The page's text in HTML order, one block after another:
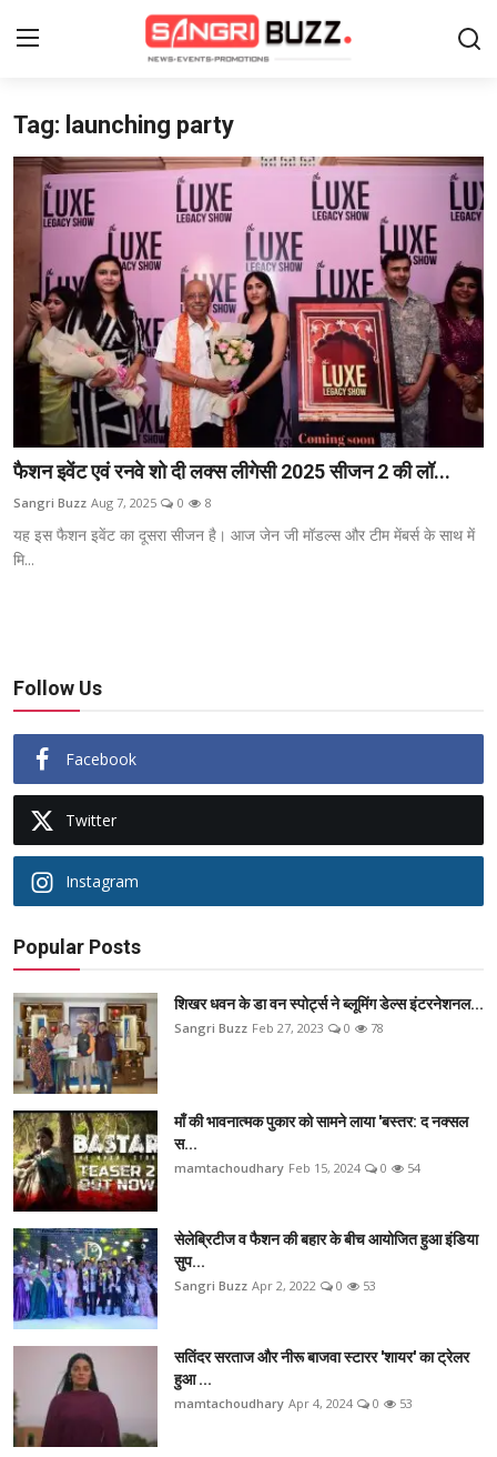
Login Register
Home
About Us
फैशन
लाइफस्टाइल
मनोरंजन
ब्यूटी पेजेंट
खेल
Tag: launching party
फैशन इवेंट एवं रनवे शो दी लक्स लीगेसी 2025 सीजन 2 की लॉ...
Sangri Buzz Aug 7, 2025 0 8
यह इस फैशन इवेंट का दूसरा सीजन है। आज जेन जी मॉडल्स और टीम मेंबर्स के साथ में
मि...
Follow Us
Facebook
Twitter
Instagram
Popular Posts
शिखर धवन के डा वन स्पोर्ट्स ने ब्लूमिंग डेल्स इंटरनेशनल...
Sangri Buzz Feb 27, 2023 0 78
माँ की भावनात्मक पुकार को सामने लाया 'बस्तर: द नक्सल
स...
mamtachoudhary Feb 15, 2024 0 54
सेलेब्रिटीज व फैशन की बहार के बीच आयोजित हुआ इंडिया
सुप...
Sangri Buzz Apr 2, 2022 0 53
सतिंदर सरताज और नीरू बाजवा स्टारर 'शायर' का ट्रेलर
हुआ ...
mamtachoudhary Apr 4, 2024 0 53